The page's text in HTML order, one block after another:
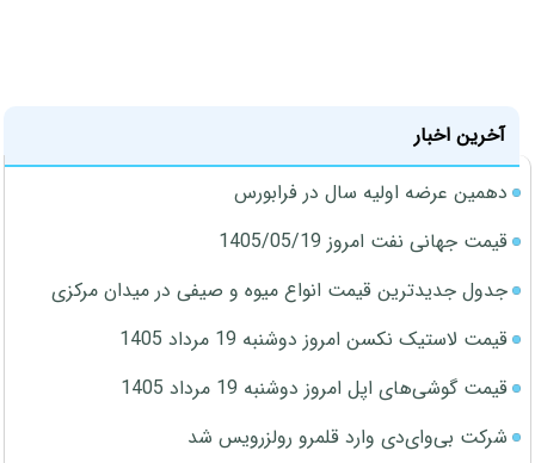
آخرین اخبار
دهمین عرضه اولیه سال در فرابورس
قیمت جهانی نفت امروز 1405/05/19
جدول جدیدترین قیمت انواع میوه و صیفی در میدان مرکزی
قیمت لاستیک نکسن امروز دوشنبه 19 مرداد 1405
قیمت گوشی‌های اپل امروز دوشنبه 19 مرداد 1405
شرکت بی‌وای‌دی وارد قلمرو رولزرویس شد